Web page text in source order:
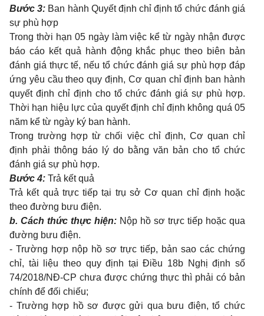
Bước 3: Ban hành Quyết định chỉ định tổ chức đánh giá
sự phù hợp
Trong thời hạn 05 ngày làm việc kể từ ngày nhận được
báo cáo kết quả hành động khắc phục theo biên bản
đánh giá thực tế, nếu tổ chứcđánh giá sự phù hợp đáp
ứng yêu cầu theo quy định, Cơ quan chỉ định ban hành
quyết định chỉ định cho tổ chức đánh giá sự phù hợp.
Thời hạn hiệu lực của quyết định chỉ định không quá 05
năm kể từ ngày ký ban hành.
Trong trường hợp từ chối việc chỉ định, Cơ quan chỉ
định phải thông báo lý do bằng văn bản cho tổ chức
đánh giá sự phù hợp.
Bước 4: Trả kết quả
Trả kết quả trực tiếp tại trụ sở Cơ quan chỉ định hoặc
theo đường bưu điện.
b. Cách thức thực hiện: Nộp hồ sơ trực tiếp hoặc qua
đường bưu điện.
- Trường hợp nộp hồ sơ trực tiếp, bản sao các chứng
chỉ, tài liệu theo quy định tại Điều 18b Nghị định số
74/2018/NĐ-CP chưa được chứng thực thì phải có bản
chính để đối chiếu;
- Trường hợp hồ sơ được gửi qua bưu điện, tổ chức